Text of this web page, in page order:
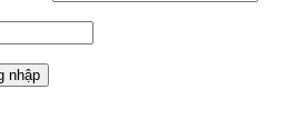
nhập